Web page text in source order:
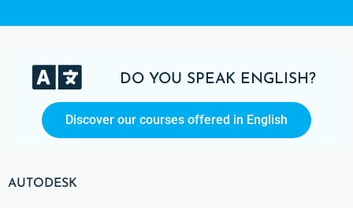
DO YOU SPEAK ENGLISH?
Discover our courses offered in English
AUTODESK